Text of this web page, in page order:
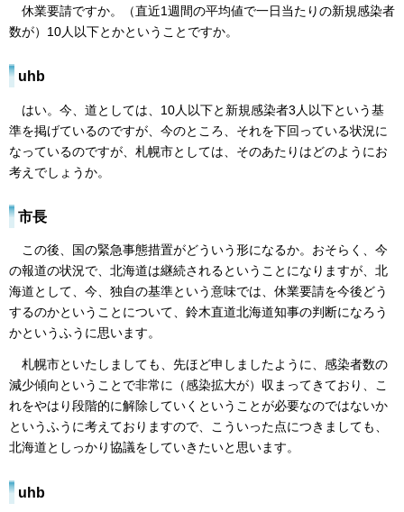
休業要請ですか。（直近1週間の平均値で一日当たりの新規感染者
数が）10人以下とかということですか。
uhb
はい。今、道としては、10人以下と新規感染者3人以下という基
準を掲げているのですが、今のところ、それを下回っている状況に
なっているのですが、札幌市としては、そのあたりはどのようにお
考えでしょうか。
市長
この後、国の緊急事態措置がどういう形になるか。おそらく、今
の報道の状況で、北海道は継続されるということになりますが、北
海道として、今、独自の基準という意味では、休業要請を今後どう
するのかということについて、鈴木直道北海道知事の判断になろう
かというふうに思います。
札幌市といたしましても、先ほど申しましたように、感染者数の
減少傾向ということで非常に（感染拡大が）収まってきており、こ
れをやはり段階的に解除していくということが必要なのではないか
というふうに考えておりますので、こういった点につきましても、
北海道としっかり協議をしていきたいと思います。
uhb